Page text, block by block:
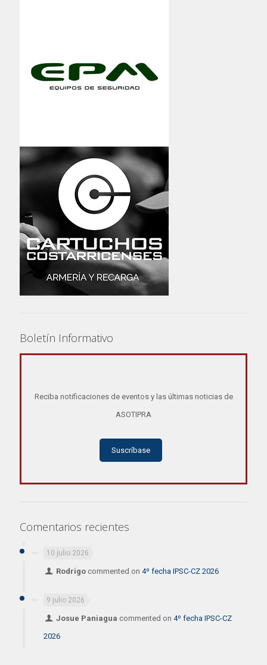
Boletín Informativo
Reciba notificaciones de eventos y las últimas noticias de
ASOTIPRA
Suscríbase
Comentarios recientes
10 julio 2026
Rodrigo commented on4º fecha IPSC-CZ 2026
9 julio 2026
Josue Paniagua commented on4º fecha IPSC-CZ
2026